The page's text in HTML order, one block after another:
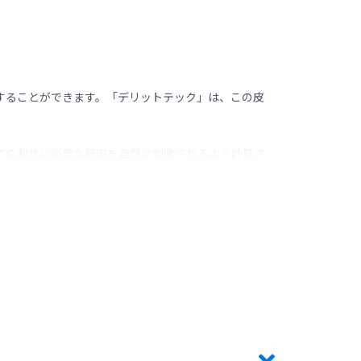
ことができます。「デリットテック」は、この皮